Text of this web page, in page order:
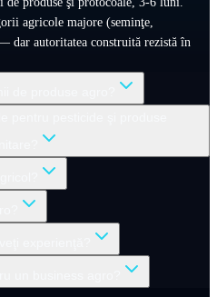
agricole majore (seminţe,
dar autoritatea construită rezistă în